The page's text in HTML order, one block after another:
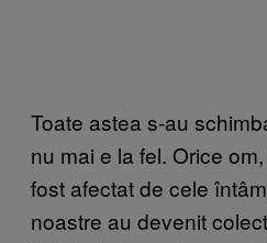
Toate astea s-au
nu mai e la fel. Orice
fost afectat de cele
noastre au devenit